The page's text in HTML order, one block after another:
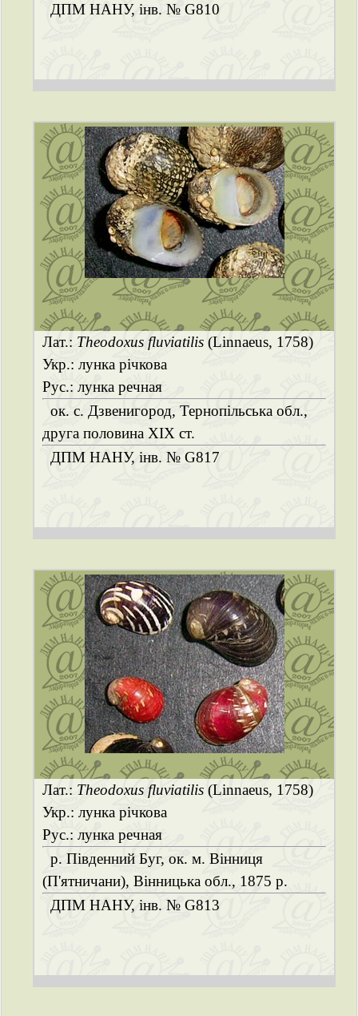
ДПМ НАНУ, інв. № G810
Лат.: Theodoxus fluviatilis (Linnaeus, 1758)
Укр.: лунка річкова
Рус.: лунка речная
ок. с. Дзвенигород, Тернопільська обл.,
друга половина ХІХ ст.
ДПМ НАНУ, інв. № G817
Лат.: Theodoxus fluviatilis (Linnaeus, 1758)
Укр.: лунка річкова
Рус.: лунка речная
р. Південний Буг, ок. м. Вінниця
(П'ятничани), Вінницька обл., 1875 р.
ДПМ НАНУ, інв. № G813